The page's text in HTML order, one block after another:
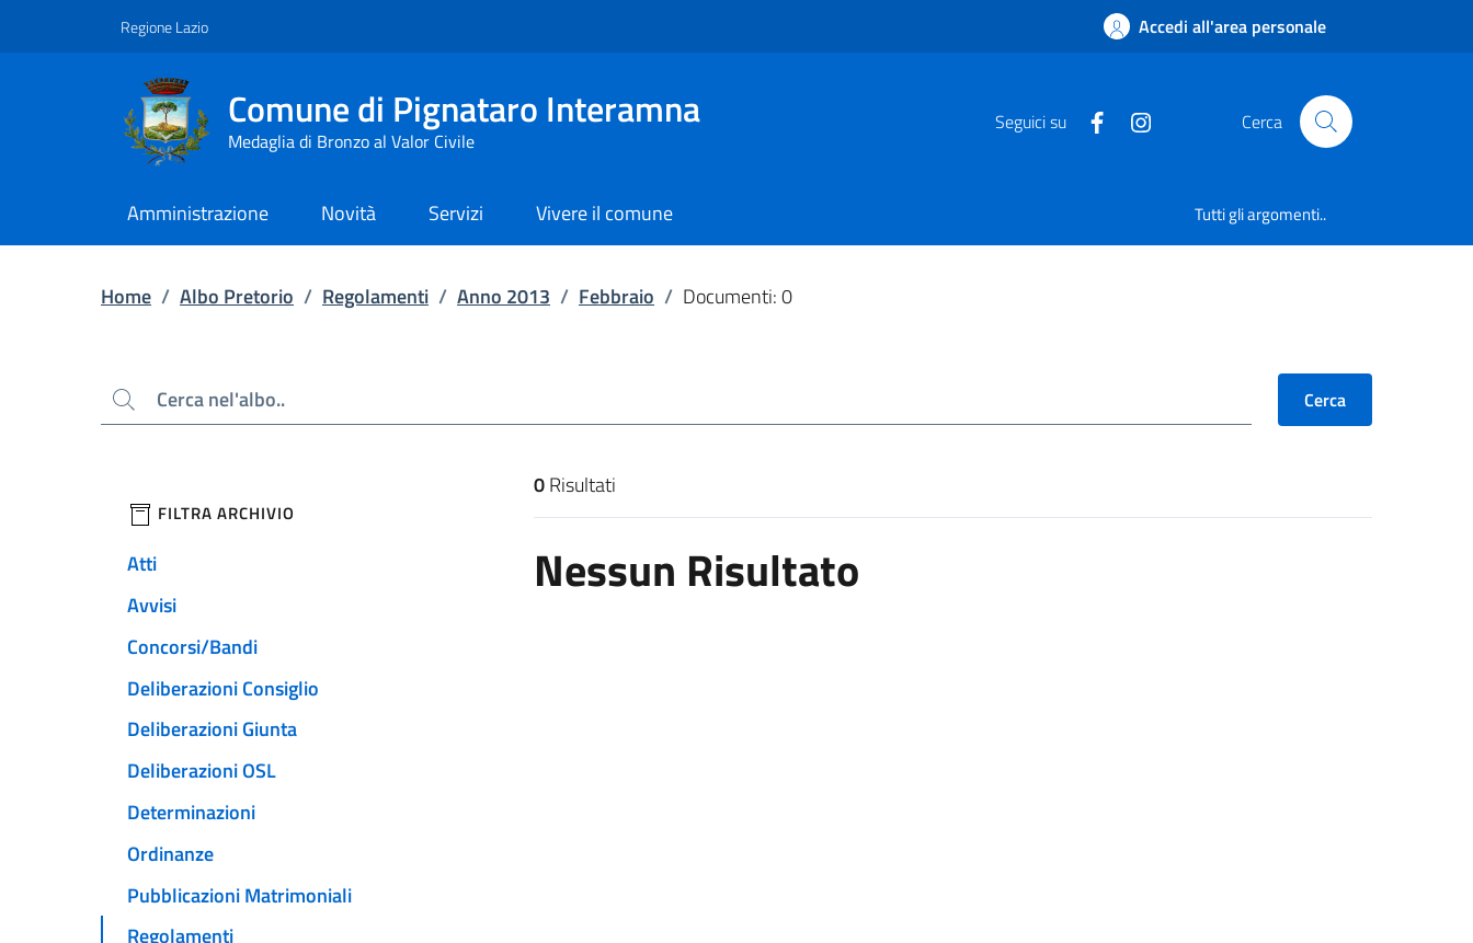
Regione Lazio Accedi all'area personale
Comune di Pignataro Interamna
Medaglia di Bronzo al Valor Civile
Seguici su Cerca
Amministrazione Novità Servizi Vivere il comune Tutti gli argomenti..
Home / Albo Pretorio / Regolamenti / Anno 2013 / Febbraio / Documenti: 0
Cerca Cerca
filtri da applicare
FILTRA ARCHIVIO
Atti
Avvisi
Concorsi/Bandi
Deliberazioni Consiglio
Deliberazioni Giunta
Deliberazioni OSL
Determinazioni
Ordinanze
Pubblicazioni Matrimoniali
Regolamenti
Risultati di ricerca
0Risultati
Nessun Risultato